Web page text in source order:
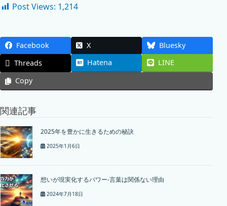
Post Views: 1,214
Facebook X
Bluesky
Threads
Hatena
LINE
Copy
関連記事
2025年を豊かに生きるための秘訣
2025年1月6日
想いが現実化するパワー-言葉は関係ない理由
2024年7月18日